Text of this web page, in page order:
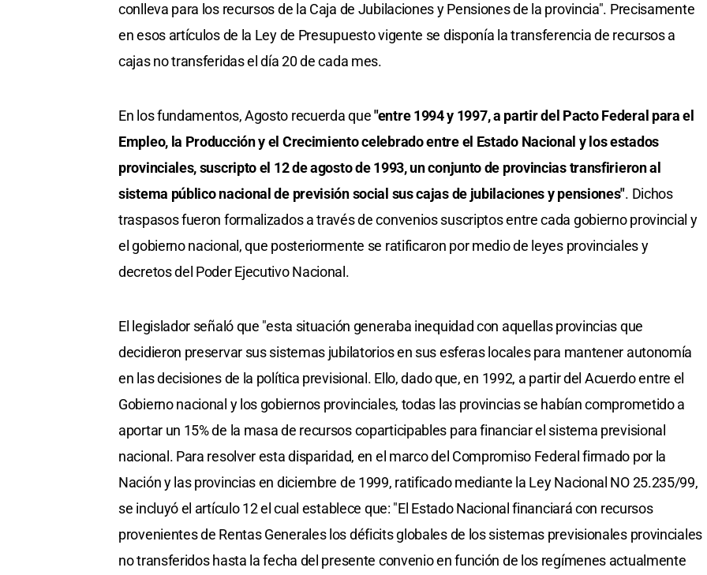
conlleva para los recursos de la Caja de Jubilaciones y Pensiones de la provincia". Precisamente
en esos artículos de la Ley de Presupuesto vigente se disponía la transferencia de recursos a
cajas no transferidas el día 20 de cada mes.
En los fundamentos, Agosto recuerda que"entre 1994 y 1997, a partir del Pacto Federal para el
Empleo, la Producción y el Crecimiento celebrado entre el Estado Nacional y los estados
provinciales, suscripto el 12 de agosto de 1993, un conjunto de provincias transfirieron al
sistema público nacional de previsión social sus cajas de jubilaciones y pensiones". Dichos
traspasos fueron formalizados a través de convenios suscriptos entre cada gobierno provincial y
el gobierno nacional, que posteriormente se ratificaron por medio de leyes provinciales y
decretos del Poder Ejecutivo Nacional.
El legislador señaló que "esta situación generaba inequidad con aquellas provincias que
decidieron preservar sus sistemas jubilatorios en sus esferas locales para mantener autonomía
en las decisiones de la política previsional. Ello, dado que, en 1992, a partir del Acuerdo entre el
Gobierno nacional y los gobiernos provinciales, todas las provincias se habían comprometido a
aportar un 15% de la masa de recursos coparticipables para financiar el sistema previsional
nacional. Para resolver esta disparidad, en el marco del Compromiso Federal firmado por la
Nación y las provincias en diciembre de 1999, ratificado mediante la Ley Nacional NO 25.235/99,
se incluyó el artículo 12 el cual establece que: "El Estado Nacional financiará con recursos
provenientes de Rentas Generales los déficits globales de los sistemas previsionales provinciales
no transferidos hasta la fecha del presente convenio en función de los regímenes actualmente